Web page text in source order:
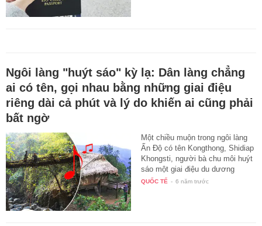
Ngôi làng "huýt sáo" kỳ lạ: Dân làng chẳng
ai có tên, gọi nhau bằng những giai điệu
riêng dài cả phút và lý do khiến ai cũng phải
bất ngờ
Một chiều muộn trong ngôi làng
Ấn Độ có tên Kongthong, Shidiap
Khongsti, người bà chu môi huýt
sáo một giai điệu du dương
như…
QUỐC TẾ - 6 năm trước